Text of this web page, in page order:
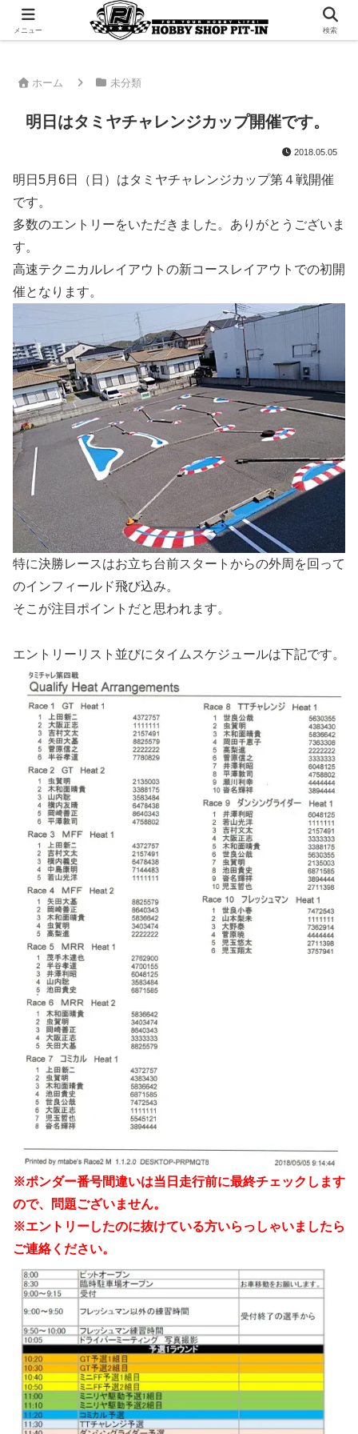
千葉県君津市でラジコンやプラモデルを販売。 ピットインのウェブサイトです
ホーム 未分類
明日はタミヤチャレンジカップ開催です。
2018.05.05
明日5月6日（日）はタミヤチャレンジカップ第４戦開催
です。
多数のエントリーをいただきました。ありがとうございま
す。
高速テクニカルレイアウトの新コースレイアウトでの初開
催となります。
特に決勝レースはお立ち台前スタートからの外周を回って
のインフィールド飛び込み。
そこが注目ポイントだと思われます。
エントリーリスト並びにタイムスケジュールは下記です。
※ポンダー番号間違いは当日走行前に最終チェックします
ので、問題ございません。
※エントリーしたのに抜けている方いらっしゃいましたら
ご連絡ください。
メニュー 検索